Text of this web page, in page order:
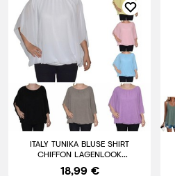
ITALY TUNIKA BLUSE SHIRT
CHIFFON LAGENLOOK
FLEDERMAUS ÄRMEL BALLON
18,99 €